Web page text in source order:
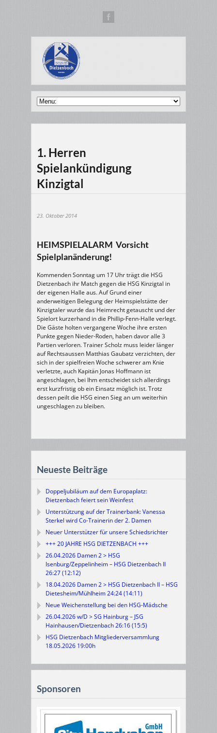
1. Herren
Spielankündigung
Kinzigtal
23. Oktober 2014
HEIMSPIELALARM Vorsicht
Spielplanänderung!
Kommenden Sonntag um 17 Uhr trägt die HSG
Dietzenbach ihr Match gegen die HSG Kinzigtal in
der eigenen Halle aus. Auf Grund einer
anderweitigen Belegung der Heimspielstätte der
Kinzigtaler wurde das Heimrecht getauscht und der
Spielort kurzerhand in die Phillip-Fenn-Halle verlegt.
Die Gäste holten vergangene Woche ihre ersten
Punkte gegen Nieder-Roden, haben davor alle 3
Partien verloren. Trainer Scholz muss leider länger
auf Rechtsaussen Matthias Gaubatz verzichten, der
sich in der spielfreien Woche schwerer am Knie
verletzte, auch Kapitän Jonas Hoffmann ist
angeschlagen, bei Ihm entscheidet sich allerdings
erst kurzfristig ob ein Einsatz möglich ist. Trotz
dessen peilt die HSG einen Sieg an um weiterhin
ungeschlagen zu bleiben.
Neueste Beiträge
Doppeljubiläum auf dem Europaplatz:
Dietzenbach feiert sein Weinfest
Unterstützung auf der Trainerbank: Vanessa
Sterkel wird Co-Trainerin der 2. Damen
Neuer Unterstützer für unsere Schiedsrichter
+++ 20 JAHRE HSG DIETZENBACH +++
26.04.2026 Damen 2 > HSG
Isenburg/Zeppelinheim – HSG Dietzenbach II
26:27 (12:12)
18.04.2026 Damen 2 > HSG Dietzenbach II – HSG
Dietesheim/Mühlheim 24:24 (14:11)
Neue Weichenstellung bei den HSG-Mädsche
26.04.2026 w/D > SG Hainburg – JSG
Hainhausen/Dietzenbach 26:16 (15:5)
HSG Dietzenbach Mitgliederversammlung
18.05.2026 19:00h
Sponsoren